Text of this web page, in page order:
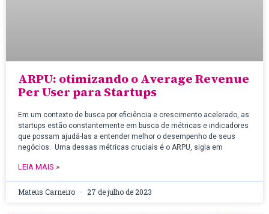
ARPU: otimizando o Average Revenue
Per User para Startups
Em um contexto de busca por eficiência e crescimento acelerado, as
startups estão constantemente em busca de métricas e indicadores
que possam ajudá-las a entender melhor o desempenho de seus
negócios. Uma dessas métricas cruciais é o ARPU, sigla em
LEIA MAIS »
Mateus Carneiro 27 de julho de 2023